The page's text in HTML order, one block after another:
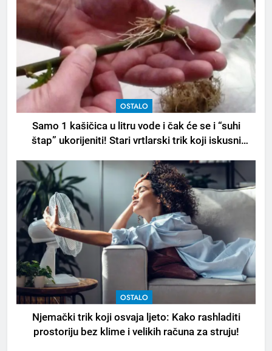
OSTALO
Samo 1 kašičica u litru vode i čak će se i “suhi
štap” ukorijeniti! Stari vrtlarski trik koji iskusni
OSTALO
Njemački trik koji osvaja ljeto: Kako rashladiti
prostoriju bez klime i velikih računa za struju!